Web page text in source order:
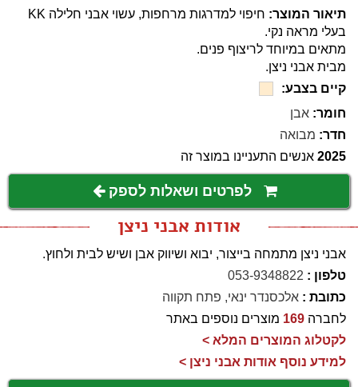
תיאור המוצר:
חיפוי למדרגות מרחפות, עשוי אבני חלילה KK
בעלי מראה נקי.
מתאים במיוחד לריצוף פנים.
מבית אבני ניצן.
קיים בצבע:
חומר: אבן
חדר: מבואה
2025 אנשים התעניינו במוצר זה
לפרטים ושאלות לספק
אודות אבני ניצן
אבני ניצן מתמחה בייצור, יבוא ושיווק אבן ושיש לבית ולחוץ.
טלפון : 053-9348822
כתובת : אלכסנדר ינאי, פתח תקווה
לחברה 169 מוצרים נוספים באתר
לקטלוג המוצרים המלא >
למידע נוסף אודות אבני ניצן >